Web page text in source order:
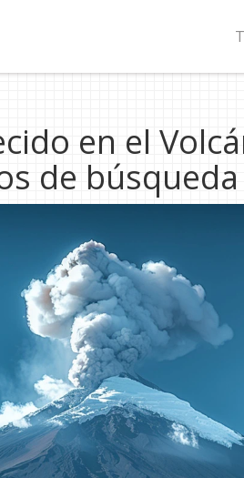
en el
de búsqueda